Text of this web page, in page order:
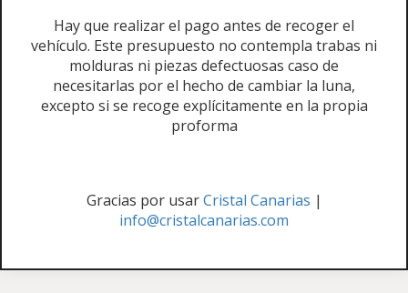
Hay que realizar el pago antes de recoger el
vehículo. Este presupuesto no contempla trabas ni
molduras ni piezas defectuosas caso de
necesitarlas por el hecho de cambiar la luna,
excepto si se recoge explícitamente en la propia
proforma
Gracias por usarCristal Canarias |
info@cristalcanarias.com